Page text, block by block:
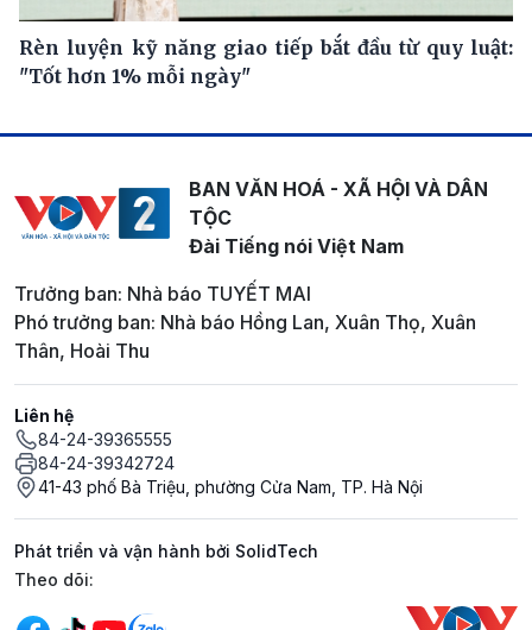
Rèn luyện kỹ năng giao tiếp bắt đầu từ quy luật:
"Tốt hơn 1% mỗi ngày"
BAN VĂN HOÁ - XÃ HỘI VÀ DÂN
TỘC
Đài Tiếng nói Việt Nam
Trưởng ban: Nhà báo TUYẾT MAI
Phó trưởng ban: Nhà báo Hồng Lan, Xuân Thọ, Xuân
Thân, Hoài Thu
Liên hệ
84-24-39365555
84-24-39342724
41-43 phố Bà Triệu, phường Cửa Nam, TP. Hà Nội
Phát triển và vận hành bởi SolidTech
Mạng xã hội
Theo dõi: